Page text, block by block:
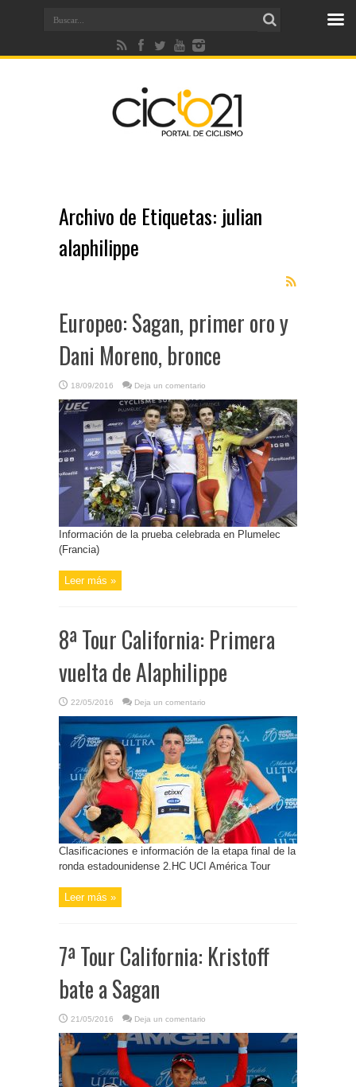
Archivo de Etiquetas: julian
alaphilippe
Europeo: Sagan, primer oro y
Dani Moreno, bronce
18/09/2016 Deja un comentario
Información de la prueba celebrada en Plumelec
(Francia)
Leer más »
8ª Tour California: Primera
vuelta de Alaphilippe
22/05/2016 Deja un comentario
Clasificaciones e información de la etapa final de la
ronda estadounidense 2.HC UCI América Tour
Leer más »
7ª Tour California: Kristoff
bate a Sagan
21/05/2016 Deja un comentario